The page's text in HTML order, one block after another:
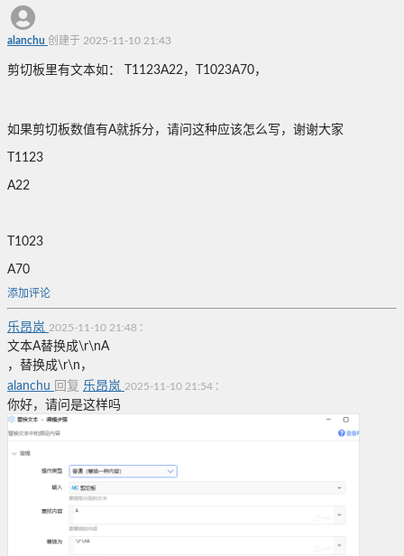
alanchu 创建于 2025-11-10 21:43
剪切板里有文本如： T1123A22，T1023A70，
如果剪切板数值有A就拆分，请问这种应该怎么写，谢谢大家
T1123
A22
T1023
A70
添加评论
乐昂岚 2025-11-10 21:48 :
文本A替换成\r\nA
， 替换成\r\n ，
alanchu
回复 乐昂岚 2025-11-10 21:54 :
你好，请问是这样吗